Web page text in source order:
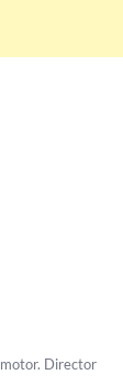
Director